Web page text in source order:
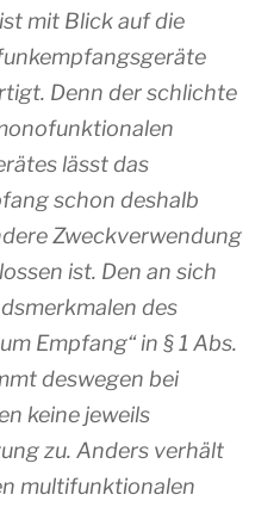
mit Blick auf die
Denn der schlichte
lässt das
schon deshalb
Zweckverwendung
ist. Den an sich
des
Empfang“ in § 1 Abs.
deswegen bei
keine jeweils
zu. Anders verhält
multifunktionalen